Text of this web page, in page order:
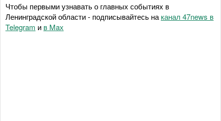
Чтобы первыми узнавать о главных событиях в
Ленинградской области - подписывайтесь на канал 47news в
Telegram и в Maх